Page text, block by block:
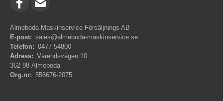
Älmeboda Maskinservice Försäljnings AB
E-post: sales@almeboda-maskinservice.se
Telefon: 0477-54800
Adress: Värendsvägen 10
362 98 Älmeboda
Org.nr: 556676-2075